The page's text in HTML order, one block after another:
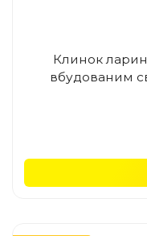
Клинок
вбудованим